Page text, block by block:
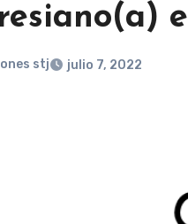
stj julio 7, 2022